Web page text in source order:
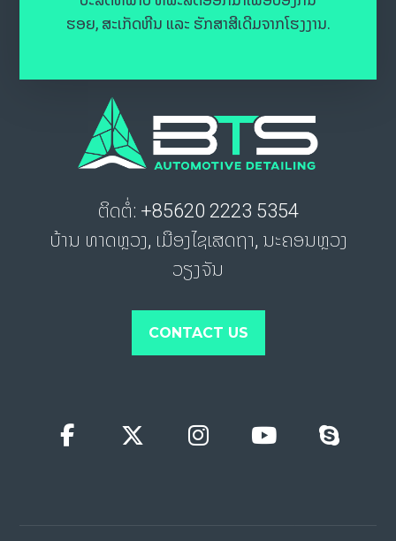
ຮອຍ, ສະເກັດຫີນ ແລະ ຮັກສາສີເດີມຈາກໂຮງງານ.
ຕິດຕໍ່: +85620 2223 5354
ບ້ານ ທາດຫຼວງ, ເມືອງໄຊເສດຖາ, ນະຄອນຫຼວງ
ວຽງຈັນ
CONTACT US